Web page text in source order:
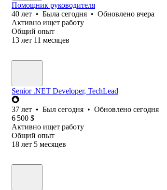
Помощник руководителя
40 лет • Была сегодня • Обновлено вчера
Активно ищет работу
Общий опыт
13 лет 11 месяцев
Senior .NET Developer, TechLead
37 лет • Был сегодня • Обновлено сегодня
6 500 $
Активно ищет работу
Общий опыт
18 лет 5 месяцев